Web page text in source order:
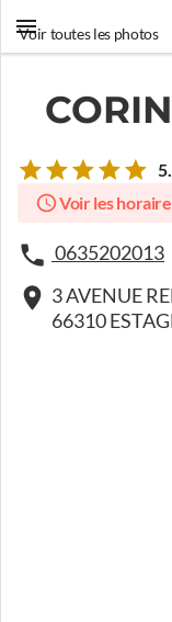
Voir toutes les photos
Voir les
0635202013
3 AVENUE
66310